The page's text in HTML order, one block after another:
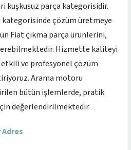
kuşkusuz parça kategorisidir.
çözüm üretmeye
Fiat çıkma parça ürünlerini,
Hizmette kaliteyi
ve profesyonel çözüm
Arama motoru
bütün işlemlerde, pratik
değerlendirilmektedir.